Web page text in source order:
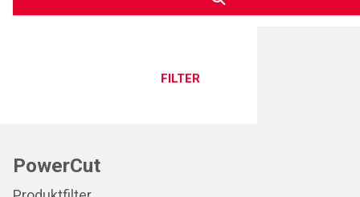
FILTER
PowerCut